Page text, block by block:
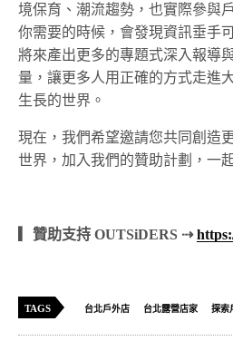
境保育、潮流趨勢，也實際參與
你需要的時候，會發現資訊垂手
將來產出更多的專題式深入報導
量，讓更多人用正確的方式走進
生長的世界。
現在，我們希望邀請您共同創造
世界，加入我們的贊助計劃，一
▎贊助支持 OUTSiDERS ⇢
TAGS 台北戶外店 台北露營店家 探索